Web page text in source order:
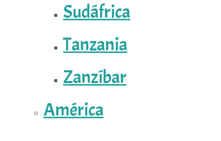
Sudáfrica
Tanzania
Zanzíbar
América